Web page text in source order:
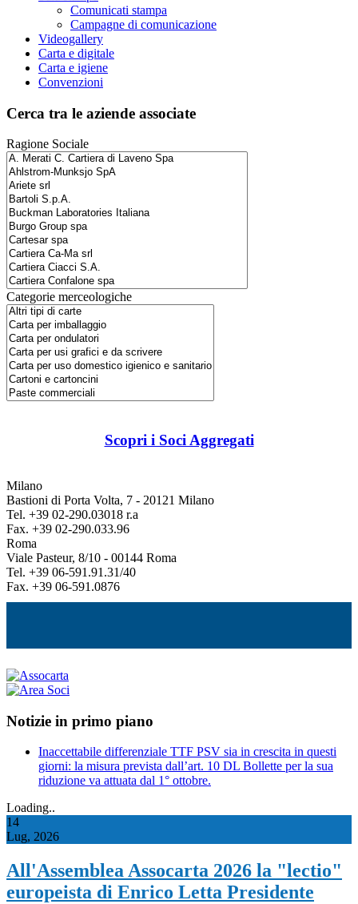
Comunicati stampa
Campagne di comunicazione
Videogallery
Carta e digitale
Carta e igiene
Convenzioni
Cerca tra le aziende associate
Ragione Sociale
Categorie merceologiche
Scopri i Soci Aggregati
Milano
Bastioni di Porta Volta, 7 - 20121 Milano
Tel. +39 02-290.03018 r.a
Fax. +39 02-290.033.96
Roma
Viale Pasteur, 8/10 - 00144 Roma
Tel. +39 06-591.91.31/40
Fax. +39 06-591.0876
Notizie in primo piano
Inaccettabile differenziale TTF PSV sia in crescita in questi
giorni: la misura prevista dall’art. 10 DL Bollette per la sua
riduzione va attuata dal 1° ottobre.
Loading..
14
Lug, 2026
All'Assemblea Assocarta 2026 la "lectio"
europeista di Enrico Letta Presidente